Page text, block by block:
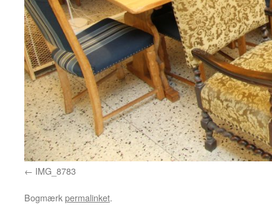
IMG_8783
Bogmærkpermalinket.